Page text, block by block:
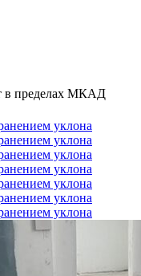
в пределах МКАД